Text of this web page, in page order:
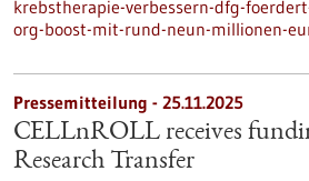
krebstherapie-verbessern-dfg-
org-boost-mit-rund-neun-millionen-
Pressemitteilung - 25.11.2025
CELLnROLL receives
Research Transfer